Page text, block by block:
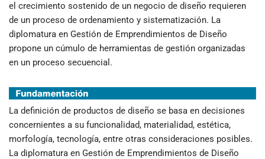
el crecimiento sostenido de un negocio de diseño requieren
de un proceso de ordenamiento y sistematización. La
diplomatura en Gestión de Emprendimientos de Diseño
propone un cúmulo de herramientas de gestión organizadas
en un proceso secuencial.
La definición de productos de diseño se basa en decisiones
concernientes a su funcionalidad, materialidad, estética,
morfología, tecnología, entre otras consideraciones posibles.
La diplomatura en Gestión de Emprendimientos de Diseño